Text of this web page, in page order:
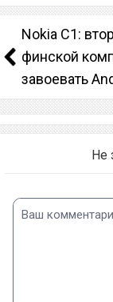
Nokia С1:
финской
завоевать
Не